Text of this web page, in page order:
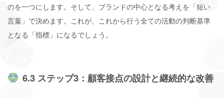
のを一つにします。そして、ブランドの中心となる考えを「短い
言葉」で決めます。これが、これから行う全ての活動の判断基準
となる「指標」になるでしょう。
6.3 ステップ3：顧客接点の設計と継続的な改善